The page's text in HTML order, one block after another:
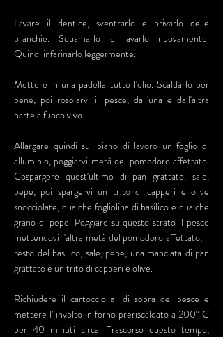
Lavare il dentice, sventrarlo e privarlo delle
branchie. Squamarlo e lavarlo nuovamente.
Quindi infarinarlo leggermente.
Mettere in una padella tutto l'olio. Scaldarlo per
bene, poi rosolarvi il pesce, dall'una e dall'altra
parte a fuoco vivo.
Allargare quindi sul piano di lavoro un foglio di
alluminio, poggiarvi metà del pomodoro affettato.
Cospargere quest'ultimo di pan grattato, sale,
pepe, poi spargervi un trito di capperi e olive
snocciolate, qualche fogliolina di basilico e qualche
grano di pepe. Poggiare su questo strato il pesce
mettendovi l'altra metà del pomodoro affettato, il
resto del basilico, sale, pepe, una manciata di pan
grattato e un trito di capperi e olive.
Richiudere il cartoccio al di sopra del pesce e
mettere l' involto in forno preriscaldato a 200° C
per 40 minuti circa. Trascorso questo tempo,